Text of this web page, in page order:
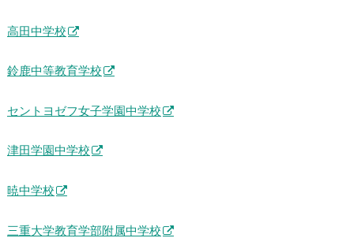
高田中学校
鈴鹿中等教育学校
セントヨゼフ女子学園中学校
津田学園中学校
暁中学校
三重大学教育学部附属中学校